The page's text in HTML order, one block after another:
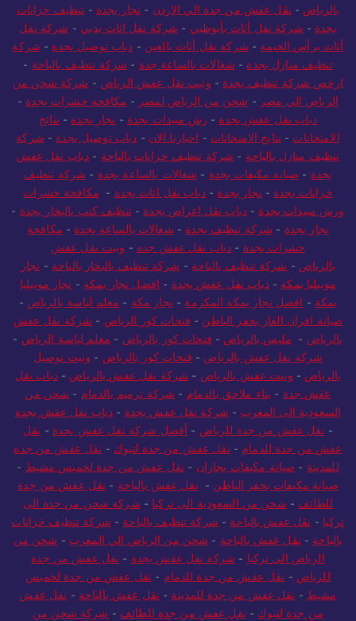
بالرياض - نقل عفش من جدة الي الاردن - نجار بجدة - تنظيف خزانات
بجدة - شركة نقل أثاث بأبوظبي - شركة نقل اثاث بدبي - شركة نقل
أثاث برأس الخيمة - شركة نقل أثاث بالعين - دباب توصيل بجدة - شركة
تنظيف منازل بجدة - شغالات بالساعة جدة - شركة تنظيف بالباحة -
ارخص شركة تنظيف بجدة - ونيت نقل عفش الرياض - شركة شحن من
الرياض الي مصر - شحن من الرياض لمصر - مكافحة حشرات بجدة -
دباب نقل عفش بجدة - رش مبيدات بجدة - نجار بجدة - نتائج
الامتحانات - نتايج الامتحانات - اخبارنا الان - دباب توصيل بجدة - شركة
تنظيف منازل بالباحة - شركة تنظيف خزانات بالباحة - دباب نقل عفش
بجدة - صيانة مكيفات بجدة - شغالات بالساعة بجدة - شركة تنظيف
خزانات بجدة - نجار بجدة - دباب نقل اثاث بجدة - مكافحة حشرات
ورش مبيدات بجدة -دباب نقل اغراض بجدة -تنظيف كنب بالبخار بجدة -
نجار بجدة - شركة تنظيف بجدة - شغالات بالساعة بجدة - مكافحة
حشرات بجدة - دباب نقل عفش جده - ونيت نقل عفش
بالرياض - شركة تنظيف بالباحة - شركة تنظيف بالبخار بالباحة - نجار
موبيليا بمكة -دباب نقل عفش بجدة - افضل نجار بمكة - نجار موبيليا
بمكة - افضل نجار بمكة المكرمة - نجار مكة - معلم لياسة بالرياض -
صيانة افران الغاز بحفر الباطن - فتحات كور الرياض - شركة نقل عفش
بالرياض - مليس بالرياض - فتحات كور بالرياض - معلم لياسة الرياض -
شركة نقل عفش بالرياض - فتحات كور بالرياض - ونيت توصيل
بالرياض - ونيت عفش بالرياض - شركة نقل عفش بالرياض -دباب نقل
عفش جدة - بناء ملاحق بالدمام - شركة ترميم بالدمام - شحن من
السعودية الى المغرب - شركة نقل عفش بجدة - دباب نقل عفش بجدة
- نقل عفش من جدة للرياض - أفضل شركة نقل عفش بجدة - نقل
عفش من جدة للدمام - نقل عفش من جدة لتبوك - نقل عفش من جدة
للمدينة - صيانة مكيفات بجازان - نقل عفش من جدة لخميس مشيط -
صيانة مكيفات بحفر الباطن - نقل عفش بالباحة - نقل عفش من جدة
للطائف - شحن من السعودية الى تركيا - شركة شحن من جدة الى
تركيا - نقل عفش بالباحة - شركة تنظيف بالباحة - شركة تنظيف خزانات
بالباحة - نقل عفش بالباحة - شحن من الرياض الي المغرب - شحن من
الرياض الى تركيا - شركة نقل عفش بجدة - نقل عفش من جدة
للرياض - نقل عفش من جدة للدمام - نقل عفش من جدة لخميس
مشيط - نقل عفش من جدة للمدينة - نقل عفش بالباحة - نقل عفش
من جدة لتبوك - نقل عفش من جدة للطائف - شركة شحن من